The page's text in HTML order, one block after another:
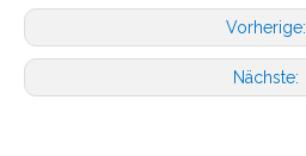
Vorherige:
Nächste: